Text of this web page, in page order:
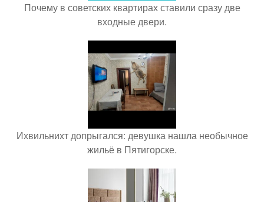
Почему в советских квартирах ставили сразу две
входные двери.
Ихвильнихт допрыгался: девушка нашла необычное
жильё в Пятигорске.